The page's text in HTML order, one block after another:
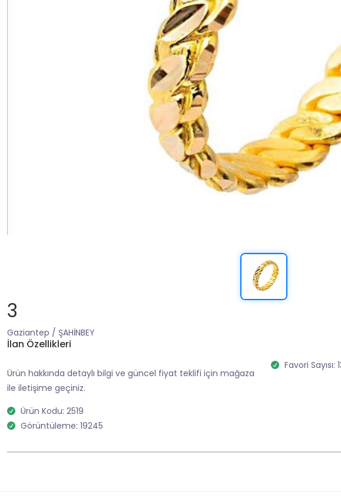
3
Gaziantep / ŞAHİNBEY
İlan Özellikleri
Ürün hakkında detaylı bilgi ve güncel fiyat teklifi için mağaza
ile iletişime geçiniz.
Ürün Kodu: 2519
Görüntüleme: 19245
Favori Sayısı: